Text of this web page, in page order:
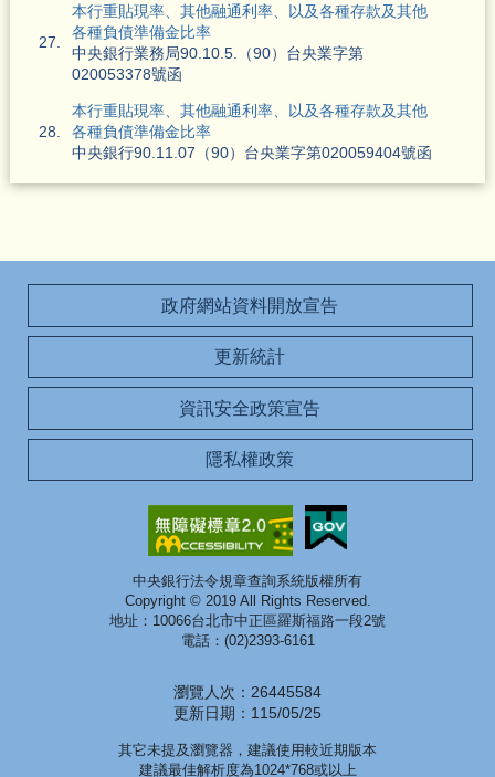
27.
本行重貼現率、其他融通利率、以及各種存款及其他
各種負債準備金比率
中央銀行業務局90.10.5.（90）台央業字第
020053378號函
28.
本行重貼現率、其他融通利率、以及各種存款及其他
各種負債準備金比率
中央銀行90.11.07（90）台央業字第020059404號函
政府網站資料開放宣告
更新統計
資訊安全政策宣告
隱私權政策
中央銀行法令規章查詢系統版權所有
Copyright © 2019 All Rights Reserved.
地址：10066台北市中正區羅斯福路一段2號
電話：(02)2393-6161
瀏覽人次：26445584
更新日期：115/05/25
其它未提及瀏覽器，建議使用較近期版本
建議最佳解析度為1024*768或以上